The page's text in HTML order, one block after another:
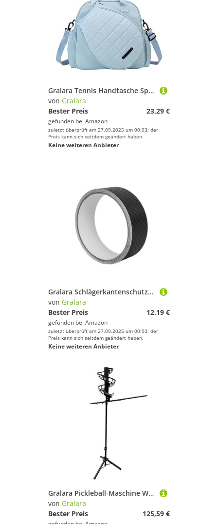
Trainingsanzüge von GRALARA
Gralara Tennis Handtasche Sporttasche Badminton Tennistasche Tragetasche Aus Oxford Gewebe mit Verstellbarem Schultergurt Und Großem Hauptfach für Damen Herr, Blau
von Gralara
Bester Preis
23,29 €
gefunden bei Amazon
zuletzt überprüft am 27.09.2025 um 00:03; der
Preis kann sich seitdem geändert haben.
Keine weiteren Anbieter
Gralara Schlägerkantenschutzband Schützt Oberflächenkonservierung Schlägerschutzhahn
von Gralara
Bester Preis
12,19 €
gefunden bei Amazon
zuletzt überprüft am 27.09.2025 um 00:03; der
Preis kann sich seitdem geändert haben.
Keine weiteren Anbieter
Gralara Pickleball-Maschine Wurfmaschine Abschussgerät Automatischer Pickleball-Werfer
von Gralara
Bester Preis
125,59 €